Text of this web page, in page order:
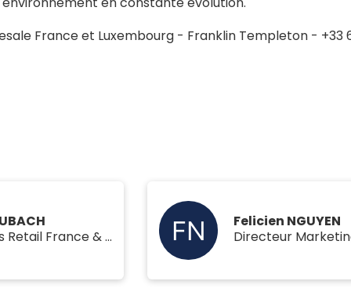
France et Luxembourg - Franklin Templeton - +33
Head of Sales Retail France & Luxembourg
Felicien NGUYEN
Directeur